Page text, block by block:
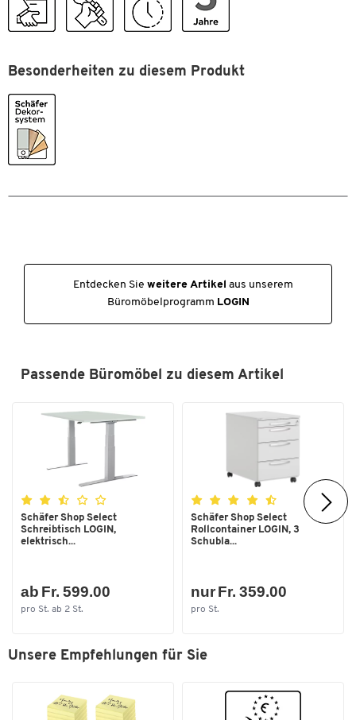
Material Blenden
Spanplatte,
melaminharzbeschichtet
melaminharzbeschichtet
Material Schübe
SCHÄFER Dekorsystem
Selbsteinzug
Utensilienauszug Nein
Farbe lichtgrau
Breite [mm] 800
Besonderheiten zu diesem Produkt
Entdecken Sie weitere Artikel aus unserem
Büromöbelprogramm LOGIN
Passende Büromöbel zu diesem Artikel
Schäfer Shop Select
Schreibtisch LOGIN,
elektrisch...
ab Fr. 599.00
pro St. ab 2 St.
Schäfer Shop Select
Rollcontainer LOGIN, 3
Schubla...
nur Fr. 359.00
pro St.
Unsere Empfehlungen für Sie